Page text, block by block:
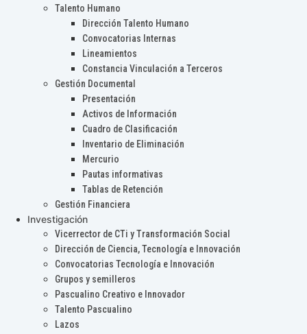
Talento Humano
Dirección Talento Humano
Convocatorias Internas
Lineamientos
Constancia Vinculación a Terceros
Gestión Documental
Presentación
Activos de Información
Cuadro de Clasificación
Inventario de Eliminación
Mercurio
Pautas informativas
Tablas de Retención
Gestión Financiera
Investigación
Vicerrector de CTi y Transformación Social
Dirección de Ciencia, Tecnología e Innovación
Convocatorias Tecnología e Innovación
Grupos y semilleros
Pascualino Creativo e Innovador
Talento Pascualino
Lazos